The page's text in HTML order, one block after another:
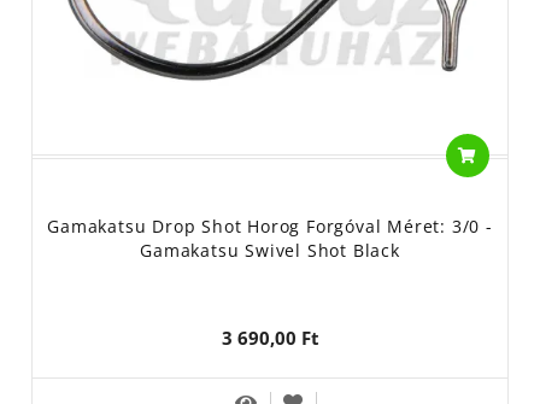
Gamakatsu Drop Shot Horog Forgóval Méret: 3/0 -
Gamakatsu Swivel Shot Black
3 690,00 Ft